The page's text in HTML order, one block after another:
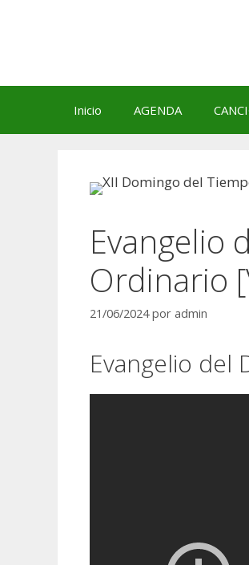
Inicio AGENDA
Evangelio
Ordinario
21/06/2024 por admin
Evangelio del